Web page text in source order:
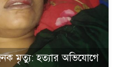
মৃত্যু: হত্যার অভিযোগে